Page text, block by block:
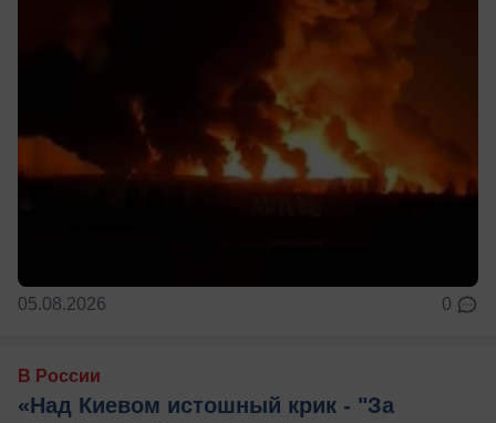
05.08.2026 0
В России
«Над Киевом истошный крик - "За